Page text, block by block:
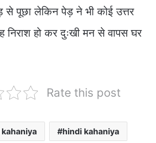
पूछा लेकिन पेड़ ने भी कोई उत्तर
निराश हो कर दुःखी मन से वापस घर
Rate this post
hindi kahaniya